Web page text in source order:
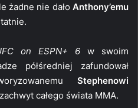
żadne nie dałoAnthony’emu
on ESPN+ 6 w swoim
półśredniej zafundował
Stephenowi
całego świata MMA.